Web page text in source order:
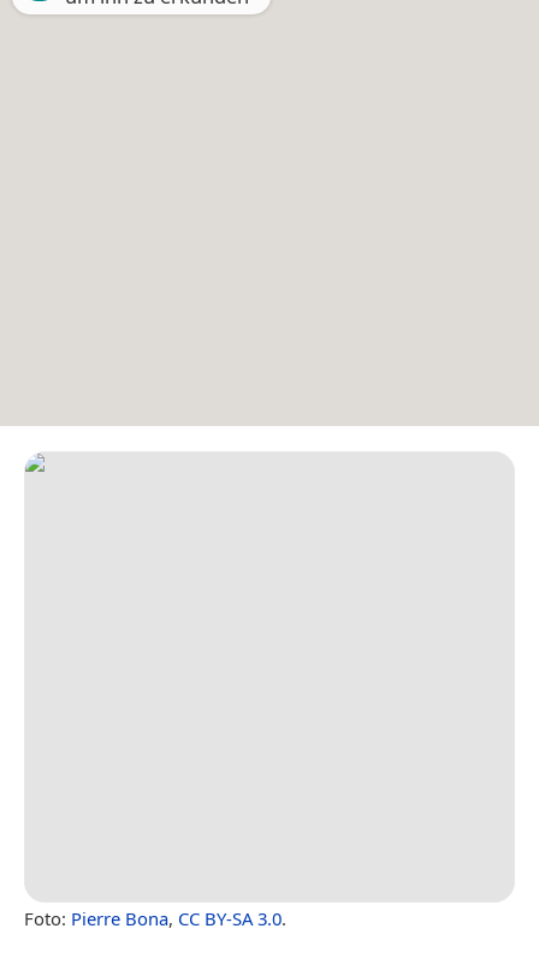
Foto: Pierre Bona, CC BY-SA 3.0.